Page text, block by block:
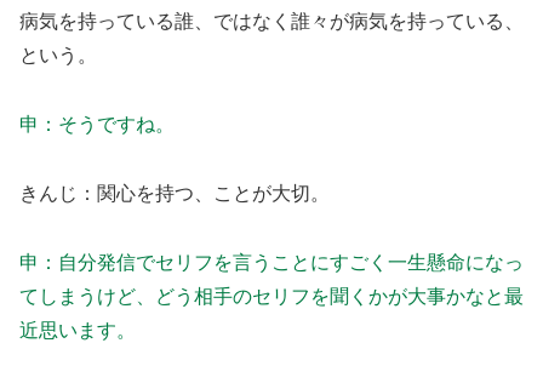
病気を持っている誰、ではなく誰々が病気を持っている、
という。
申：そうですね。
きんじ：関心を持つ、ことが大切。
申：自分発信でセリフを言うことにすごく一生懸命になっ
てしまうけど、どう相手のセリフを聞くかが大事かなと最
近思います。